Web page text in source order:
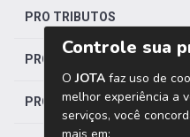
PRO TRIBUTOS
PRO TRABALHISTA
PRO SAÚDE